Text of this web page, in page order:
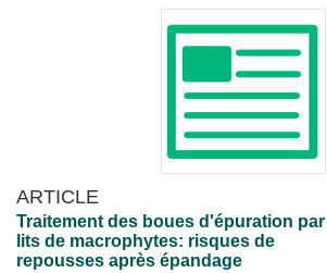
ARTICLE
Traitement des boues d'épuration par
lits de macrophytes: risques de
repousses après épandage